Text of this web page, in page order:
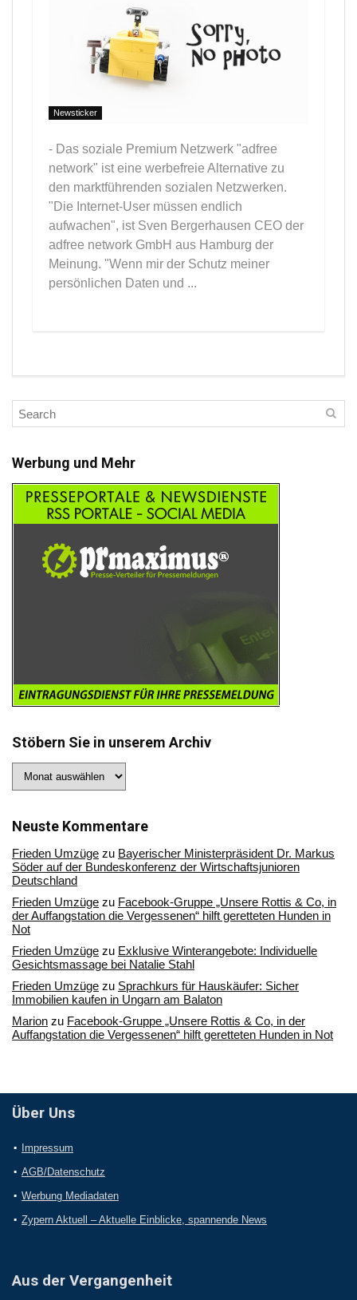
Newsticker
- Das soziale Premium Netzwerk "adfree
network" ist eine werbefreie Alternative zu
den marktführenden sozialen Netzwerken.
"Die Internet-User müssen endlich
aufwachen", ist Sven Bergerhausen CEO der
adfree network GmbH aus Hamburg der
Meinung. "Wenn mir der Schutz meiner
persönlichen Daten und ...
Werbung und Mehr
Stöbern Sie in unserem Archiv
Sie
Archiv
Neuste Kommentare
Frieden Umzüge zu Bayerischer Ministerpräsident Dr. Markus
Söder auf der Bundeskonferenz der Wirtschaftsjunioren
Deutschland
Frieden Umzüge zu Facebook-Gruppe „Unsere Rottis & Co, in
der Auffangstation die Vergessenen“ hilft geretteten Hunden in
Not
Frieden Umzüge zu Exklusive Winterangebote: Individuelle
Gesichtsmassage bei Natalie Stahl
Frieden Umzüge zu Sprachkurs für Hauskäufer: Sicher
Immobilien kaufen in Ungarn am Balaton
Marion zu Facebook-Gruppe „Unsere Rottis & Co, in der
Auffangstation die Vergessenen“ hilft geretteten Hunden in Not
Über Uns
Impressum
AGB/Datenschutz
Werbung Mediadaten
Zypern Aktuell – Aktuelle Einblicke, spannende News
Aus der Vergangenheit